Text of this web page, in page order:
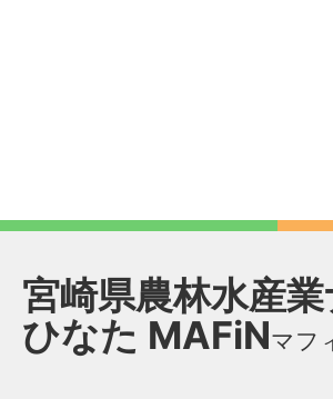
宮崎県農林水産
ひなた MAFiNマフ